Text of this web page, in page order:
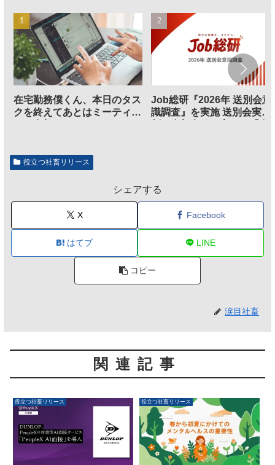
在宅勤務僕くん、本日のタス
クを終えてあとはミーティン
Job総研『2026年 送別会意
識調査』を実施 送別会実施
役立つ社畜リリース
シェアする
X Facebook
はてブ LINE
コピー
涙目社畜
関連記事
役立つ社畜リリース 役立つ社畜リリース